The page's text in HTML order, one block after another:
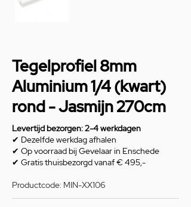
Tegelprofiel 8mm
Aluminium 1/4 (kwart)
rond - Jasmijn 270cm
Levertijd bezorgen: 2-4 werkdagen
✔ Dezelfde werkdag afhalen
✔ Op voorraad bij Gevelaar in Enschede
✔ Gratis thuisbezorgd vanaf € 495,-
Productcode: MIN-XX106